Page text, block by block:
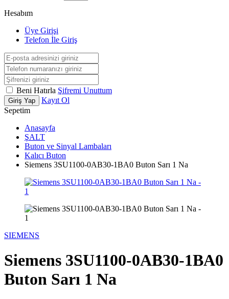
Hesabım
Üye Girişi
Telefon İle Giriş
Beni Hatırla Şifremi Unuttum
Giriş Yap
Kayıt Ol
Sepetim
Anasayfa
ŞALT
Buton ve Sinyal Lambaları
Kalıcı Buton
Siemens 3SU1100-0AB30-1BA0 Buton Sarı 1 Na
SIEMENS
Siemens 3SU1100-0AB30-1BA0
Buton Sarı 1 Na